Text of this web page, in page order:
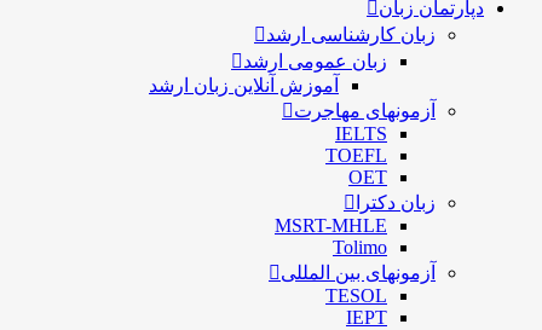
دپارتمان زبان
زبان کارشناسی ارشد
زبان عمومی ارشد
آموزش آنلاین زبان ارشد
آزمونهای مهاجرت
IELTS
TOEFL
OET
زبان دکترا
MSRT-MHLE
Tolimo
آزمونهای بین المللی
TESOL
IEPT